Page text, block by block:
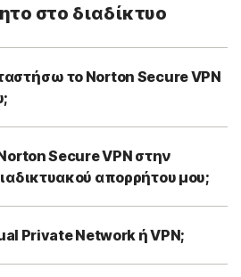
στο διαδίκτυο
το Norton Secure VPN
Secure VPN στην
απορρήτου μου;
Private Network ή VPN;